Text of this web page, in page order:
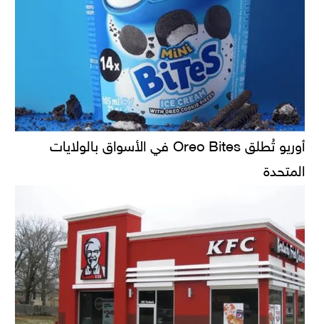
أوريو تُطلق Oreo Bites في الأسواق بالولايات
المتحدة